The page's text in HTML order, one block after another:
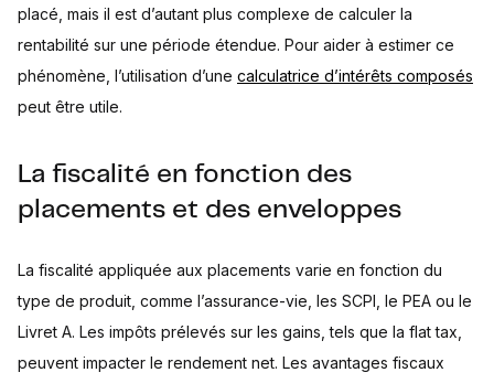
placé, mais il est d’autant plus complexe de calculer la
rentabilité sur une période étendue. Pour aider à estimer ce
phénomène, l’utilisation d’une calculatrice d’intérêts composés
peut être utile.
La fiscalité en fonction des
placements et des enveloppes
La fiscalité appliquée aux placements varie en fonction du
type de produit, comme l’assurance-vie, les SCPI, le PEA ou le
Livret A. Les impôts prélevés sur les gains, tels que la flat tax,
peuvent impacter le rendement net. Les avantages fiscaux